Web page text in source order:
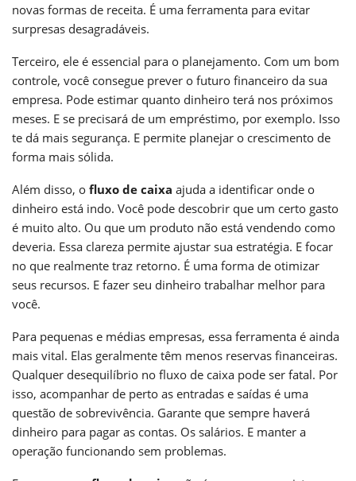
novas formas de receita. É uma ferramenta para evitar
surpresas desagradáveis.
Terceiro, ele é essencial para o planejamento. Com um bom
controle, você consegue prever o futuro financeiro da sua
empresa. Pode estimar quanto dinheiro terá nos próximos
meses. E se precisará de um empréstimo, por exemplo. Isso
te dá mais segurança. E permite planejar o crescimento de
forma mais sólida.
Além disso, o fluxo de caixa ajuda a identificar onde o
dinheiro está indo. Você pode descobrir que um certo gasto
é muito alto. Ou que um produto não está vendendo como
deveria. Essa clareza permite ajustar sua estratégia. E focar
no que realmente traz retorno. É uma forma de otimizar
seus recursos. E fazer seu dinheiro trabalhar melhor para
você.
Para pequenas e médias empresas, essa ferramenta é ainda
mais vital. Elas geralmente têm menos reservas financeiras.
Qualquer desequilíbrio no fluxo de caixa pode ser fatal. Por
isso, acompanhar de perto as entradas e saídas é uma
questão de sobrevivência. Garante que sempre haverá
dinheiro para pagar as contas. Os salários. E manter a
operação funcionando sem problemas.